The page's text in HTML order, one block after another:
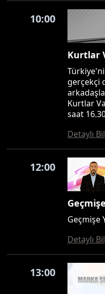
10:00
Kurtlar
gerçekçi
Kurtlar
saat
Detaylı
12:00
Geçmişe
Detaylı
13:00